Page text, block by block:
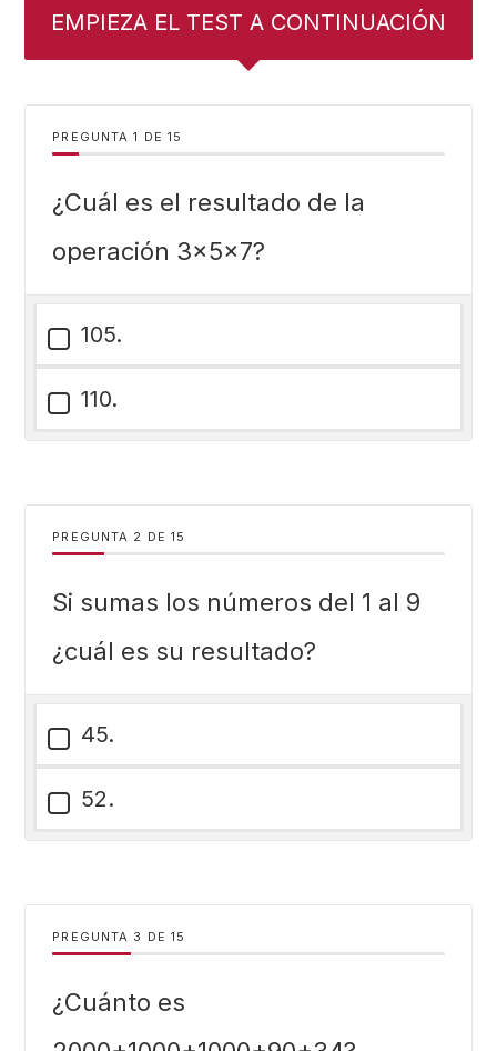
EMPIEZA EL TEST A CONTINUACIÓN
PREGUNTA DE 15
¿Cuál es el resultado de la
operación 3x5x7?
105.
110.
PREGUNTA DE 15
Si sumas los números del 1 al 9
¿cuál es su resultado?
45.
52.
PREGUNTA DE 15
¿Cuánto es